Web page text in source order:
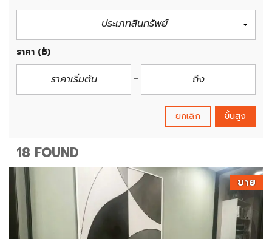
ประเภทสินทรัพย์
ราคา (฿)
ยกเลิก ขั้นสูง
18 FOUND
ขาย